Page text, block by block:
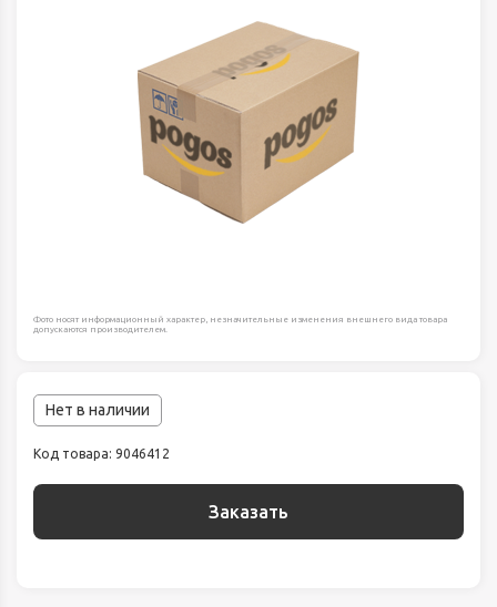
Фото носят информационный характер, незначительные изменения внешнего вида товара
допускаются производителем.
Нет в наличии
Код товара: 9046412
Заказать